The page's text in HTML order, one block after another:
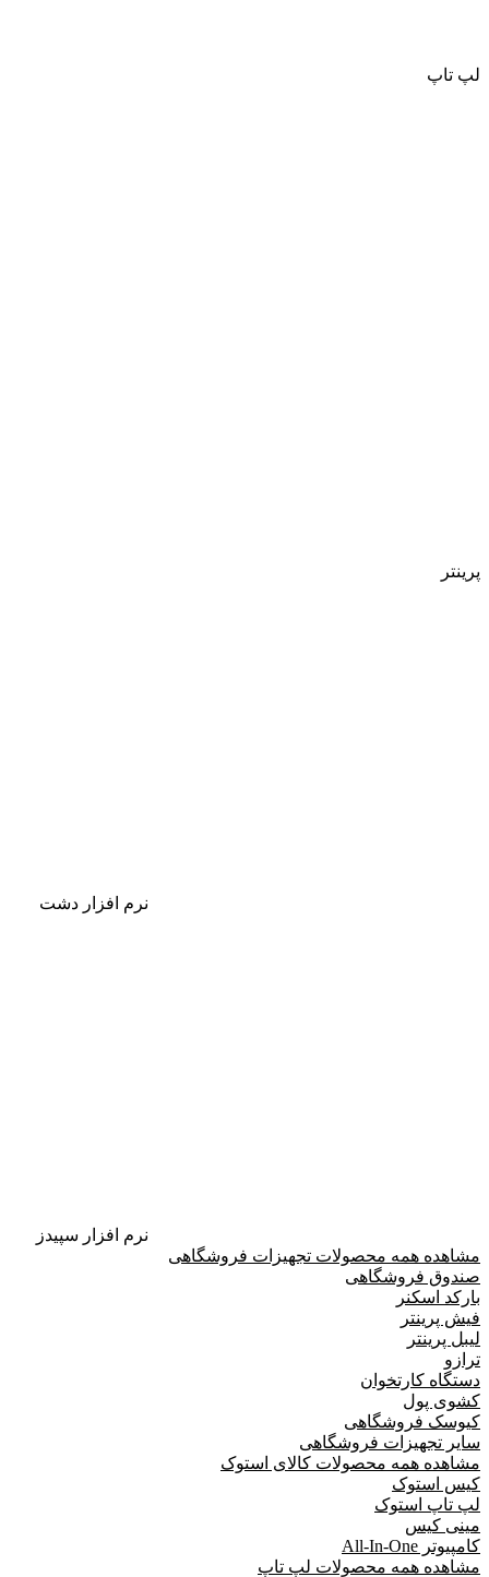
لپ تاپ
پرینتر
نرم افزار دشت
نرم افزار سپیدز
مشاهده همه محصولات تجهیزات فروشگاهی
صندوق فروشگاهی
بارکد اسکنر
فیش پرینتر
لیبل پرینتر
ترازو
دستگاه کارتخوان
کشوی پول
کیوسک فروشگاهی
سایر تجهیزات فروشگاهی
مشاهده همه محصولات کالای استوک
کیس استوک
لپ تاپ استوک
مینی کیس
کامپیوتر All-In-One
مشاهده همه محصولات لپ تاپ